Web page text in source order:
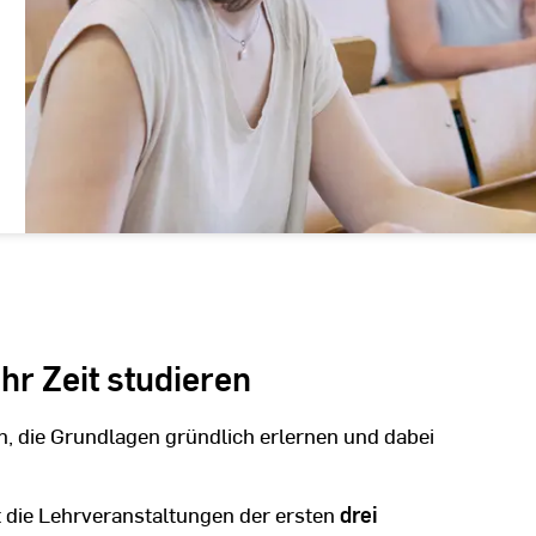
Zeit studieren
die Grundlagen gründlich erlernen und dabei
Lehrveranstaltungen der ersten drei